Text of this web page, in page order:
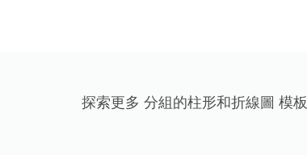
探索更多 分組的柱形和折線圖 模板